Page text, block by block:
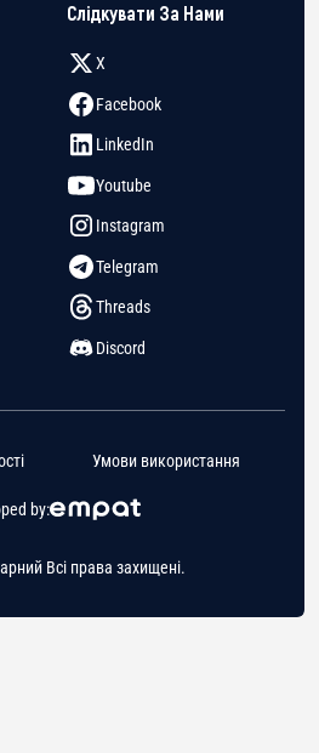
Слідкувати За Нами
X
Facebook
LinkedIn
Youtube
Instagram
Telegram
Threads
Discord
Всі права захищені.
by:
Умови використання